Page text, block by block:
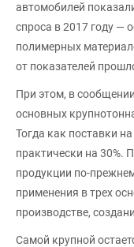
автомобилей
спроса в 2017 году —
полимерных
от показателей
При этом, в
основных
Тогда как поставки
практически на 30%.
продукции по-
применения в трех
производстве,
Самой крупной